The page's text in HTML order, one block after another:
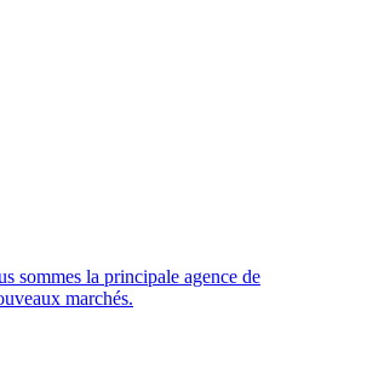
sommes la principale agence de
marchés.